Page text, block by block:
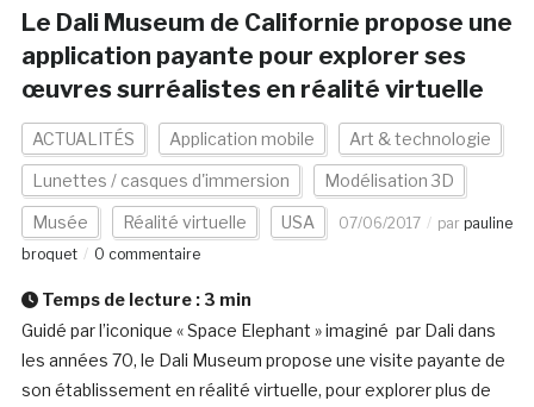
Le Dali Museum de Californie propose une
application payante pour explorer ses
œuvres surréalistes en réalité virtuelle
ACTUALITÉS Application mobile Art & technologie
Lunettes / casques d'immersion Modélisation 3D
Musée Réalité virtuelle USA 07/06/2017 par pauline
broquet
0 commentaire
Temps de lecture : 3 min
Guidé par l’iconique « Space Elephant » imaginé par Dali dans
les années 70, le Dali Museum propose une visite payante de
son établissement en réalité virtuelle, pour explorer plus de